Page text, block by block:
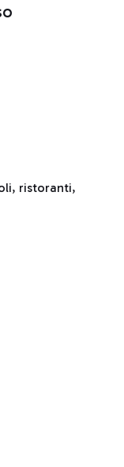
ristoranti,